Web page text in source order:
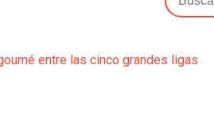
entre las cinco grandes ligas